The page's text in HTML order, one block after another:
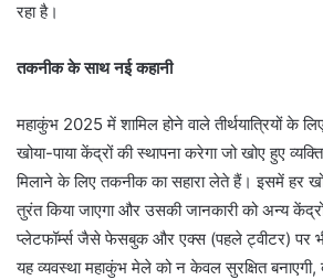
रहा है।
तकनीक के साथ नई कहानी
महाकुंभ 2025 में शामिल होने वाले तीर्थयात्रियों के
खोया-पाया केंद्रों की स्थापना करेगा जो खोए हुए
मिलाने के लिए तकनीक का सहारा लेते हैं। इसमें हर
तुरंत किया जाएगा और उसकी जानकारी को अन्य
प्लेटफॉर्म्स जैसे फेसबुक और एक्स (पहले ट्वीटर) पर भी
यह व्यवस्था महाकुंभ मेले को न केवल सुरक्षित बनाएगी,